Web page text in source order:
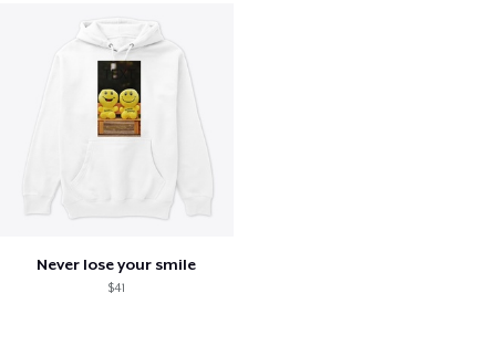
Never lose your smile
$41